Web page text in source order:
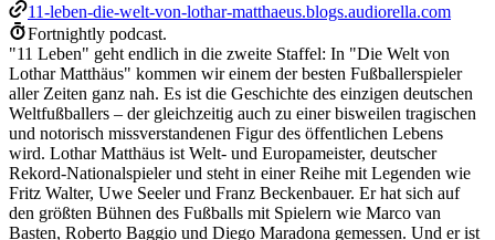
11-leben-die-welt-von-lothar-matthaeus.blogs.audiorella.com
Fortnightly podcast.
"11 Leben" geht endlich in die zweite Staffel: In "Die Welt von
Lothar Matthäus" kommen wir einem der besten Fußballerspieler
aller Zeiten ganz nah. Es ist die Geschichte des einzigen deutschen
Weltfußballers – der gleichzeitig auch zu einer bisweilen tragischen
und notorisch missverstandenen Figur des öffentlichen Lebens
wird. Lothar Matthäus ist Welt- und Europameister, deutscher
Rekord-Nationalspieler und steht in einer Reihe mit Legenden wie
Fritz Walter, Uwe Seeler und Franz Beckenbauer. Er hat sich auf
den größten Bühnen des Fußballs mit Spielern wie Marco van
Basten, Roberto Baggio und Diego Maradona gemessen. Und er ist